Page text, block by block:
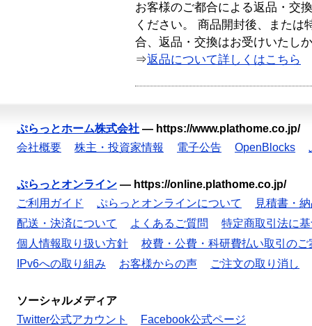
お客様のご都合による返品・交
ください。 商品開封後、または
合、返品・交換はお受けいたし
⇒返品について詳しくはこちら
ぷらっとホーム株式会社 — https://www.plathome.co.jp/
会社概要
株主・投資家情報 電子公告 OpenBlocks
ぷらっとオンライン — https://online.plathome.co.jp/
ご利用ガイド
ぷらっとオンラインについて
見積書・
配送・決済について
よくあるご質問
特定商取引法に
個人情報取り扱い方針
校費・公費・科研費払い取引のご
IPv6への取り組み
お客様からの声 ご注文の取り消し
ソーシャルメディア
Twitter公式アカウント
Facebook公式ページ